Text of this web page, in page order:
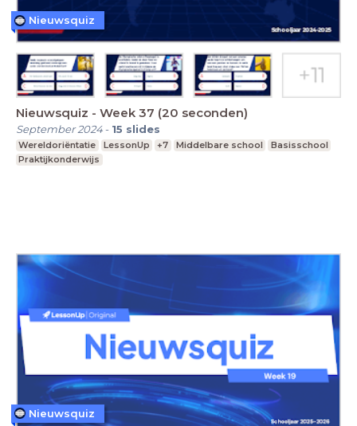
Nieuwsquiz - Week 37 (20 seconden)
September 2024- 15 slides
Wereldoriëntatie LessonUp +7 Middelbare school
Basisschool
Praktijkonderwijs
Nieuwsquiz
Nieuwsquiz